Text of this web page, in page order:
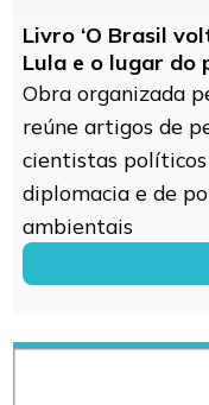
Livro ‘O Brasil
Lula e o lugar do
Obra organizada
reúne artigos de
cientistas
diplomacia e de
ambientais